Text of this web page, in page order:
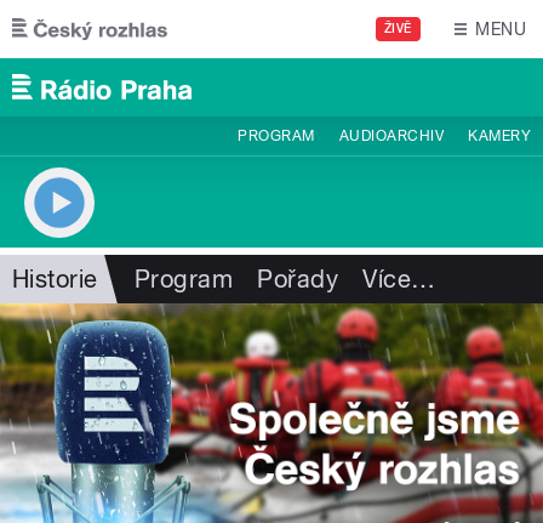
Přejít k hlavnímu obsahu
ŽIVĚ MENU
PROGRAM AUDIOARCHIV KAMERY
Historie Program Pořady Více…